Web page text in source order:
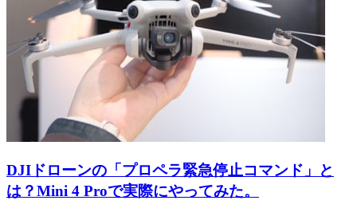
DJIドローンの「プロペラ緊急停止コマンド」と
は？Mini 4 Proで実際にやってみた。